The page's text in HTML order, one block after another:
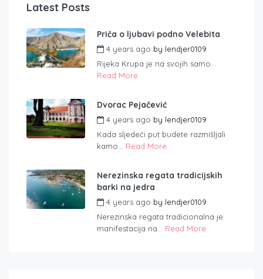
Latest Posts
Priča o ljubavi podno Velebita
4 years ago by lendjer0109
Rijeka Krupa je na svojih samo...
Read More
Dvorac Pejačević
4 years ago by lendjer0109
Kada sljedeći put budete razmišljali
kamo... Read More
Nerezinska regata tradicijskih
barki na jedra
4 years ago by lendjer0109
Nerezinska regata tradicionalna je
manifestacija na... Read More